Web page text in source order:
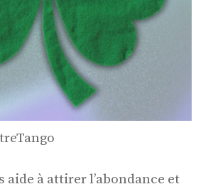
aide à attirer l’abondance et